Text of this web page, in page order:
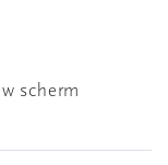
scherm